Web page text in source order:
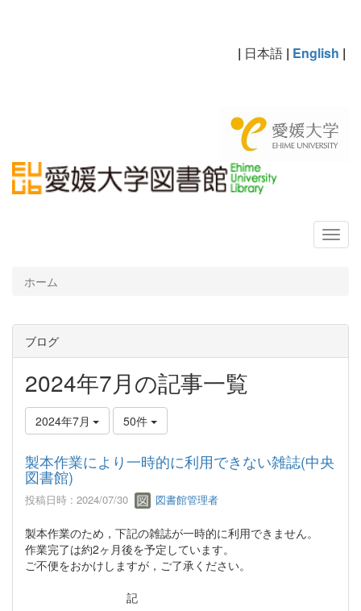
| 日本語 | English |
ホーム
ブログ
2024年7月の記事一覧
2024年7月 50件
製本作業により一時的に利用できない雑誌(中央
図書館)
投稿日時 : 2024/07/30 図書館管理者
製本作業のため，下記の雑誌が一時的に利用できません。
作業完了は約2ヶ月後を予定しています。
ご不便をおかけしますが，ご了承ください。
記